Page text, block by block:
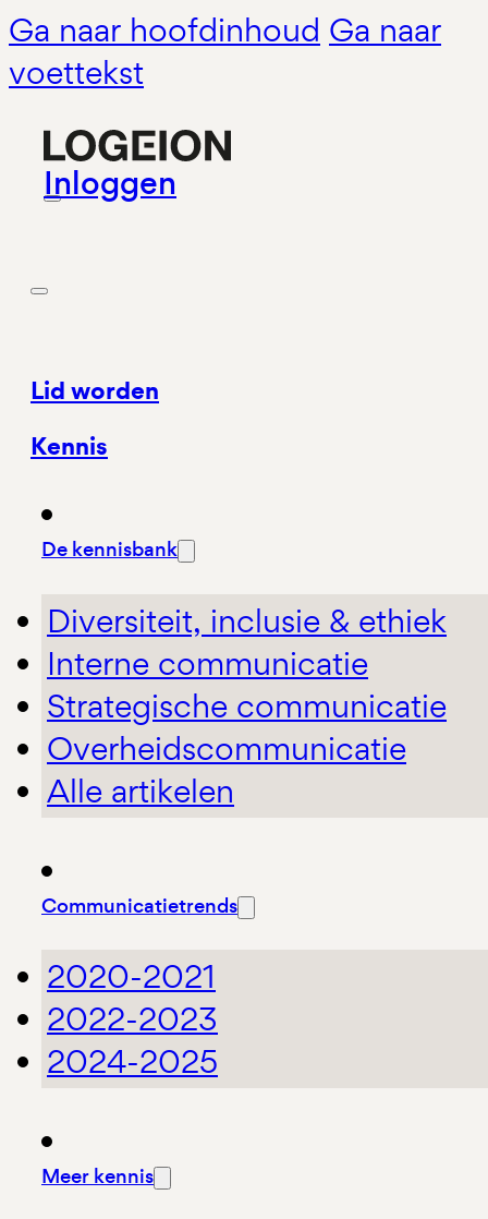
Ga naar hoofdinhoud Ga naar
voettekst
Inloggen
Lid worden
Kennis
De kennisbank
Diversiteit, inclusie & ethiek
Interne communicatie
Strategische communicatie
Overheidscommunicatie
Alle artikelen
Communicatietrends
2020-2021
2022-2023
2024-2025
Meer kennis